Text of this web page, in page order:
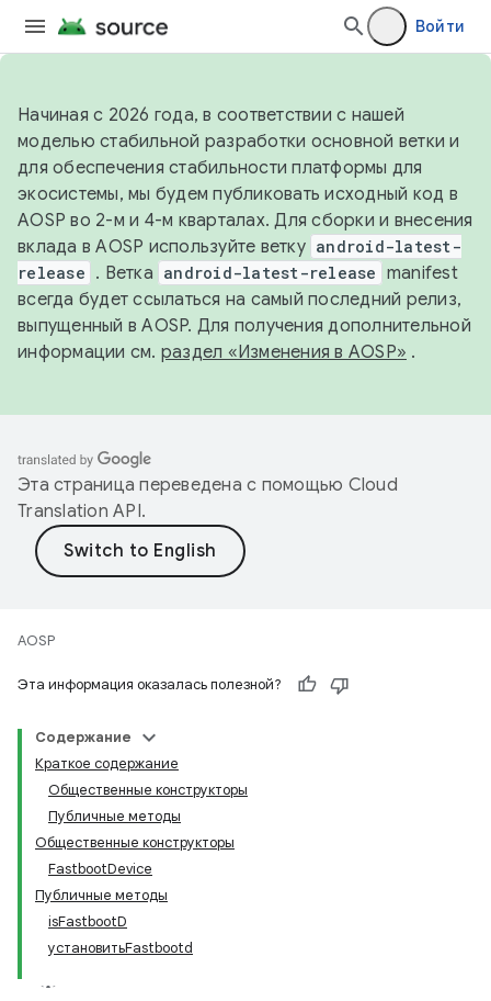
Войти
Начиная с 2026 года, в соответствии с нашей
моделью стабильной разработки основной ветки и
для обеспечения стабильности платформы для
экосистемы, мы будем публиковать исходный код в
AOSP во 2-м и 4-м кварталах. Для сборки и внесения
вклада в AOSP используйте ветку android-latest-
release . Ветка android-latest-release manifest
всегда будет ссылаться на самый последний релиз,
выпущенный в AOSP. Для получения дополнительной
информации см. раздел «Изменения в AOSP» .
Эта страница переведена с помощью Cloud
Translation API.
AOSP
Эта информация оказалась полезной?
Содержание
Краткое содержание
Общественные конструкторы
Публичные методы
Общественные конструкторы
FastbootDevice
Публичные методы
isFastbootD
установитьFastbootd